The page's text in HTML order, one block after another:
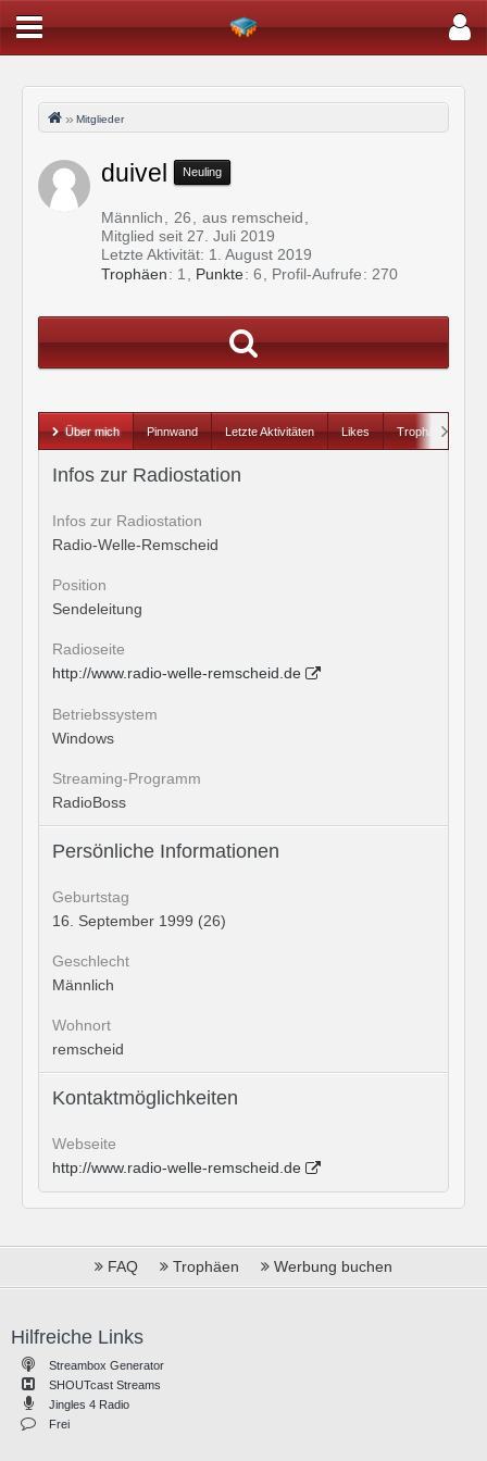
Mitglieder
duivel Neuling
Männlich 26
aus remscheid
Mitglied seit 27. Juli 2019
Letzte Aktivität: 1. August 2019
Trophäen
1 Punkte 6 Profil-Aufrufe 270
Über mich Pinnwand Letzte Aktivitäten Likes Trophäen
Infos zur Radiostation
Infos zur Radiostation
Radio-Welle-Remscheid
Position
Sendeleitung
Radioseite
http://www.radio-welle-remscheid.de
Betriebssystem
Windows
Streaming-Programm
RadioBoss
Persönliche Informationen
Geburtstag
16. September 1999 (26)
Geschlecht
Männlich
Wohnort
remscheid
Kontaktmöglichkeiten
Webseite
http://www.radio-welle-remscheid.de
FAQ Trophäen Werbung buchen
Hilfreiche Links
Streambox Generator
SHOUTcast Streams
Jingles 4 Radio
Frei